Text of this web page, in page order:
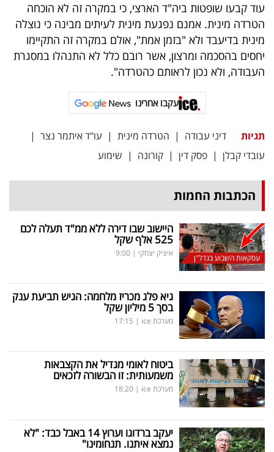
עוד קבעו שופטות ביה"ד הארצי, כי במקרה זה לא הוכחה
הטרדה מינית. אמנם נפגעת מינית לעיתים מבינה כי נוצלה
מינית בדיעבד ולא "בזמן אמת", אולם במקרה זה התקיימו
יחסים בהסכמה ומרצון, אשר רובם כלל לא התנהלו במסגרת
העבודה, ולא נכון לראותם כהטרדה".
עקבו אחרינו
תגיות דיני עבודה | הטרדה מינית | עו"ד איתמר נצר |
עובדי קבלן | פסק דין | קורונה | שימוע
הכתבות החמות
עסקאות השבוע בנדל"ן
היישוב שבו דירה ללא ממ"ד תעלה לכם
525 אלף שקל
איציק יצחקי |
9:00
גיא פלג מכריז מלחמה: הגיש תביעת ענק
בסך 5 מיליון שקל
מערכת ice |
17:15
ביטוח לאומי מגדיל את הקצבאות
משמעותית: זו הבשורה לזכאים
מערכת ice |
18:20
יעקב ברדוגו וערוץ 14 באבל כבד: "לא
נמצא איתנו. תנחומינו"